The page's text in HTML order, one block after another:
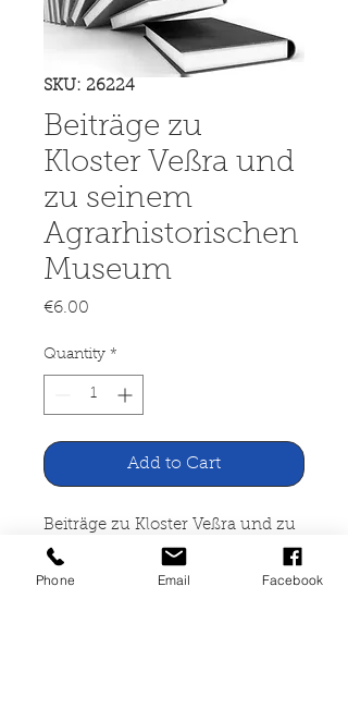
SKU: 26224
Beiträge zu
Kloster Veßra und
zu seinem
Agrarhistorischen
Museum
€6.00
Quantity *
Add to Cart
Beiträge zu Kloster Veßra und zu
seinem Agrarhistorischen
Museum
Phone Email Facebook